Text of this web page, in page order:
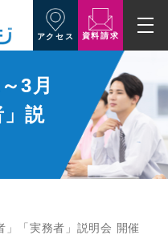
アクセス 資料請求
3月
」説
」「実務者」説明会 開催